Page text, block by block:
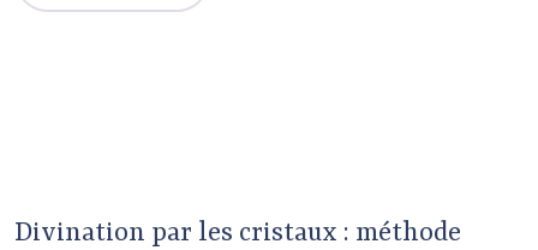
Divination par les cristaux : méthode